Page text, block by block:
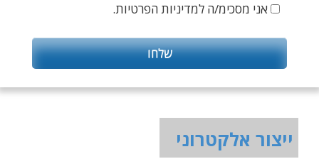
אני מסכימ/ה למדיניות הפרטיות.
ייצור אלקטרוני